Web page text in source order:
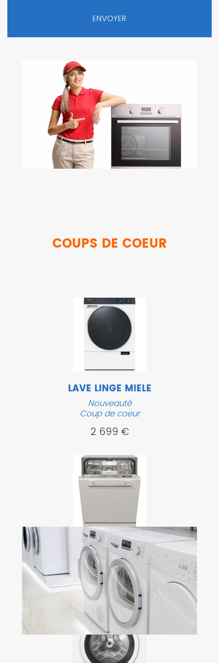
COUPS DE COEUR
LAVE LINGE MIELE
Nouveauté
Coup de coeur
2 699 €
LAVE VAISSELLE TOUT
INTÉGRABLE
Coup de coeur
1 349,90 €